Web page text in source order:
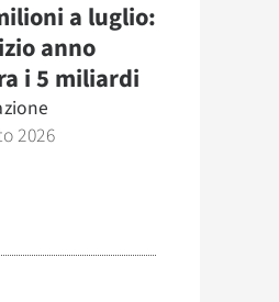
a luglio:
anno
i 5 miliardi
2026